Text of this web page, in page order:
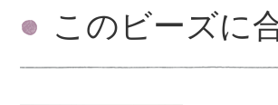
このビーズに